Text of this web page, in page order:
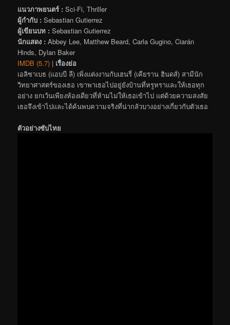
แนวภาพยนตร์ : Sci-Fi, Thriller
ผู้กำกับ : Sebastian Gutierrez
ผู้เขียนบท : Sebastian Gutierrez
นักแสดง : Abbey Lee, Matthew Beard, Carla Gugino, Ciarán
Hinds, Dylan Baker
IMDB (5.7) | เรื่องย่อ
เอลิซาเบธ (แอบบี ลี) เพิ่งแต่งงานกับเฮนรี่ (เคียราน ฮินดส์) สามีนัก
วิทยาศาสตร์ของเธอ เขาพาเธอไปอยู่ยังบ้านที่หรูหราและให้เธอทุก
อย่าง ยกเว้นเพียงห้องเดียวที่ห้ามไม่ให้เธอเข้าไป แต่ด้วยความสงสัย
เธอจึงเข้าไปและได้ค้นพบความจริงที่น่ากลัวบางอย่างเกี่ยวกับตัวเธอ
ตัวอย่างซับไทย